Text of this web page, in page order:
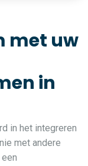
met uw
in
in het integreren
met andere